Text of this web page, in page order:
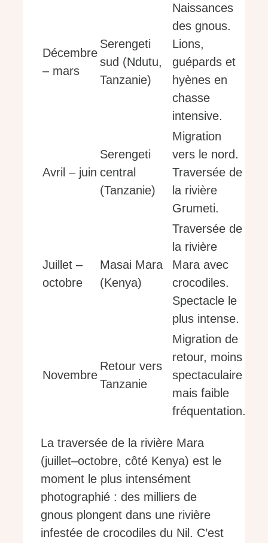
Décembre
– mars
Serengeti
sud (Ndutu,
Tanzanie)
Naissances
des gnous.
Lions,
guépards et
hyènes en
chasse
intensive.
Avril – juin
Serengeti
central
(Tanzanie)
Migration
vers le nord.
Traversée de
la rivière
Grumeti.
Juillet –
octobre
Masai Mara
(Kenya)
Traversée de
la rivière
Mara avec
crocodiles.
Spectacle le
plus intense.
Novembre
Retour vers
Tanzanie
Migration de
retour, moins
spectaculaire
mais faible
fréquentation.
La traversée de la rivière Mara
(juillet–octobre, côté Kenya) est le
moment le plus intensément
photographié : des milliers de
gnous plongent dans une rivière
infestée de crocodiles du Nil. C’est